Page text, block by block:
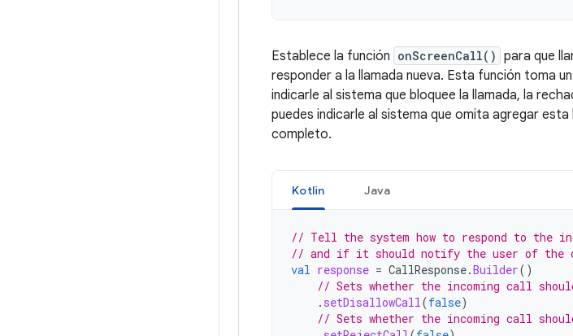
Establece la función onScreenCall() para que
responder a la llamada nueva. Esta función toma
indicarle al sistema que bloquee la llamada, la
puedes indicarle al sistema que omita agregar
completo.
Kotlin Java
// Tell the system how to respond to the
// and if it should notify the user of the
val response = CallResponse.Builder()
// Sets whether the incoming call
. setDisallowCall(false)
// Sets whether the incoming call